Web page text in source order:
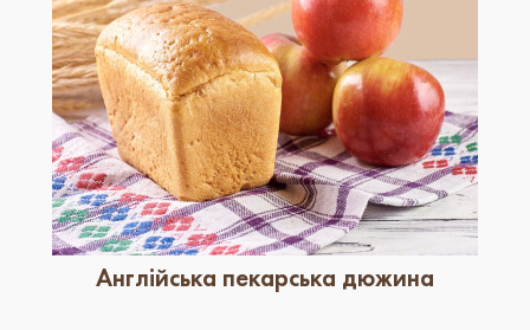
Англійська пекарська дюжина